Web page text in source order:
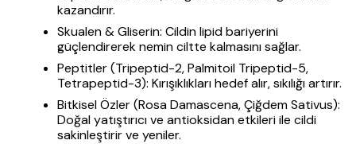
kazandırır.
Skualen & Gliserin: Cildin lipid bariyerini
güçlendirerek nemin ciltte kalmasını sağlar.
Peptitler (Tripeptid-2, Palmitoil Tripeptid-5,
Tetrapeptid-3): Kırışıklıkları hedef alır, sıkılığı artırır.
Bitkisel Özler (Rosa Damascena, Çiğdem Sativus):
Doğal yatıştırıcı ve antioksidan etkileri ile cildi
sakinleştirir ve yeniler.